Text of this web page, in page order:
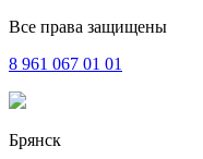
Все права защищены
8 961 067 01 01
Брянск